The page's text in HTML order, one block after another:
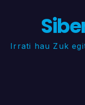
Irrati hau Zuk